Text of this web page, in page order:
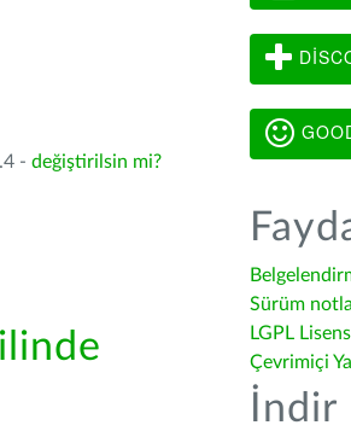
- değiştirilsin mi?
Sürüm
LGPL
Çevrimiçi
İndir